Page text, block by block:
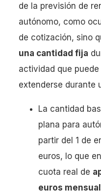
de la previsión de
autónomo, como
de cotización, sino
una cantidad fija
actividad que
extenderse durante
La cantidad
plana para
partir del 1 de
euros, lo que
cuota real de
euros